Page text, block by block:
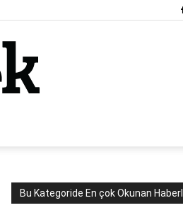
Bu Kategoride En çok Okunan